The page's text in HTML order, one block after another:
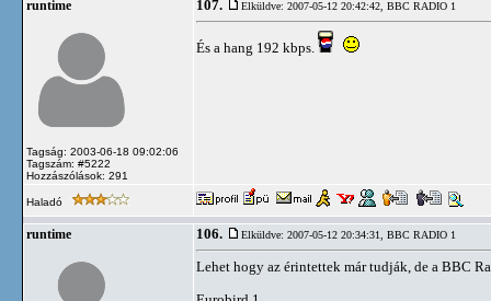
runtime
Tagság: 2003-06-18 09:02:06
Tagszám: #5222
Hozzászólások: 291
107. Elküldve: 2007-05-12 20:42:42, BBC RADIO 1
És a hang 192 kbps.
Haladó
runtime 106. Elküldve: 2007-05-12 20:34:31, BBC RADIO 1
Lehet hogy az érintettek már tudják, de a BBC